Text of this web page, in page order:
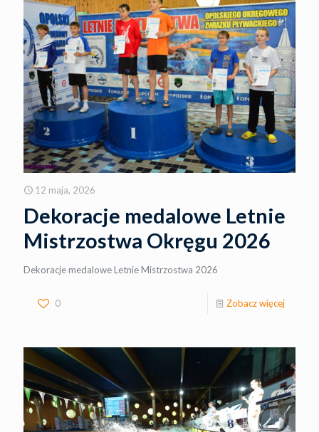
12 maja, 2026
Dekoracje medalowe Letnie
Mistrzostwa Okręgu 2026
Dekoracje medalowe Letnie Mistrzostwa 2026
0 Zobacz więcej